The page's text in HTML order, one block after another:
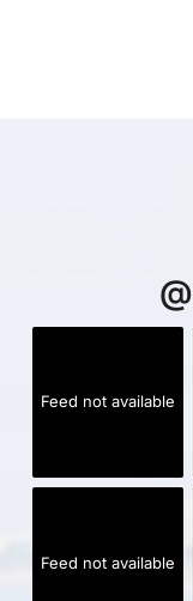
@
Feed not available
Feed not available